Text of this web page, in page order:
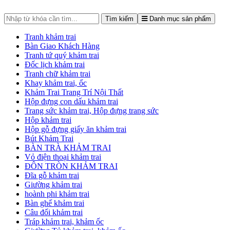
Tìm kiếm Danh mục sản phẩm
Tranh khảm trai
Bàn Giao Khách Hàng
Tranh tứ quý khảm trai
Đốc lịch khảm trai
Tranh chữ khảm trai
Khay khảm trai, ốc
Khảm Trai Trang Trí Nội Thất
Hộp đựng con dấu khảm trai
Trang sức khảm trai, Hộp đựng trang sức
Hộp khảm trai
Hộp gỗ đựng giấy ăn khảm trai
Bút Khảm Trai
BÀN TRÀ KHẢM TRAI
Vỏ điện thoại khảm trai
ĐÔN TRÒN KHẢM TRAI
Đĩa gỗ khảm trai
Giường khảm trai
hoành phi khảm trai
Bàn ghế khảm trai
Câu đối khảm trai
Tráp khảm trai, khảm ốc